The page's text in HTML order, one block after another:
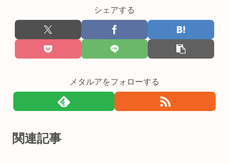
シェアする
メタルアをフォローする
関連記事